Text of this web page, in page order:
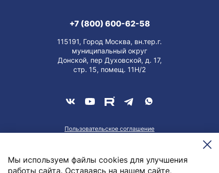
Мы используем файлы cookies для улучшения
работы сайта. Оставаясь на нашем сайте,
+7 (800) 600-62-58
115191, Город Москва, вн.тер.г.
муниципальный округ
Донской, пер Духовской, д. 17,
стр. 15, помещ. 11Н/2
Пользовательское соглашение
Meesenburg @2026